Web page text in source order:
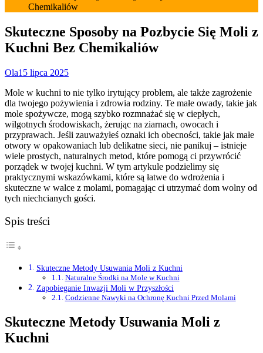
Chemikaliów
Skuteczne Sposoby na Pozbycie Się Moli z
Kuchni Bez Chemikaliów
Ola15 lipca 2025
Mole w kuchni to nie tylko irytujący problem, ale także zagrożenie
dla twojego pożywienia i zdrowia rodziny. Te małe owady, takie jak
mole spożywcze, mogą szybko rozmnażać się w ciepłych,
wilgotnych środowiskach, żerując na ziarnach, owocach i
przyprawach. Jeśli zauważyłeś oznaki ich obecności, takie jak małe
otwory w opakowaniach lub delikatne sieci, nie panikuj – istnieje
wiele prostych, naturalnych metod, które pomogą ci przywrócić
porządek w twojej kuchni. W tym artykule podzielimy się
praktycznymi wskazówkami, które są łatwe do wdrożenia i
skuteczne w walce z molami, pomagając ci utrzymać dom wolny od
tych niechcianych gości.
Spis treści
Skuteczne Metody Usuwania Moli z Kuchni
Naturalne Środki na Mole w Kuchni
Zapobieganie Inwazji Moli w Przyszłości
Codzienne Nawyki na Ochronę Kuchni Przed Molami
Skuteczne Metody Usuwania Moli z
Kuchni